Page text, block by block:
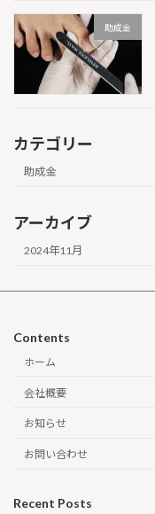
助成金
カテゴリー
助成金
アーカイブ
2024年11月
Contents
ホーム
会社概要
お知らせ
お問い合わせ
Recent Posts